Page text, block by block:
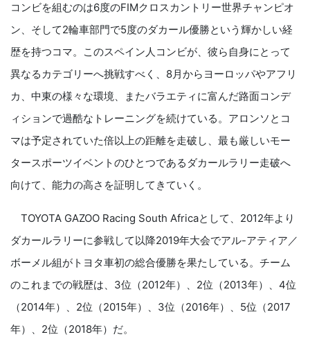
コンビを組むのは6度のFIMクロスカントリー世界チャンピオ
ン、そして2輪車部門で5度のダカール優勝という輝かしい経
歴を持つコマ。このスペイン人コンビが、彼ら自身にとって
異なるカテゴリーへ挑戦すべく、8月からヨーロッパやアフリ
カ、中東の様々な環境、またバラエティに富んだ路面コンデ
ィションで過酷なトレーニングを続けている。アロンソとコ
マは予定されていた倍以上の距離を走破し、最も厳しいモー
タースポーツイベントのひとつであるダカールラリー走破へ
向けて、能力の高さを証明してきていく。
TOYOTA GAZOO Racing South Africaとして、2012年より
ダカールラリーに参戦して以降2019年大会でアル-アティア／
ボーメル組がトヨタ車初の総合優勝を果たしている。チーム
のこれまでの戦歴は、3位（2012年）、2位（2013年）、4位
（2014年）、2位（2015年）、3位（2016年）、5位（2017
年）、2位（2018年）だ。